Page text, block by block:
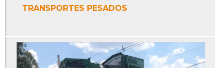
TRANSPORTES PESADOS